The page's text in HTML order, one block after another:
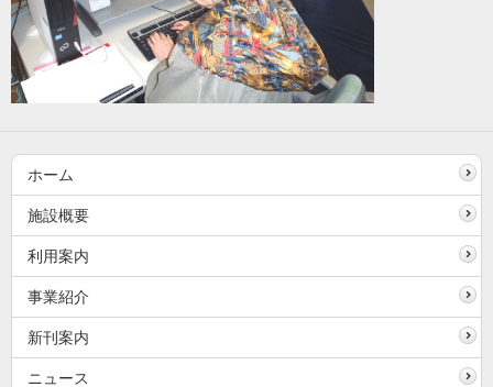
ホーム
施設概要
利用案内
事業紹介
新刊案内
ニュース